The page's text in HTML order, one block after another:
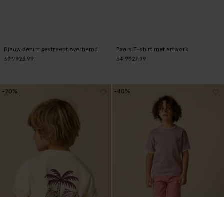
Blauw denim gestreept overhemd
39.9923.99
Paars T-shirt met artwork
34.9927.99
-20% -40%